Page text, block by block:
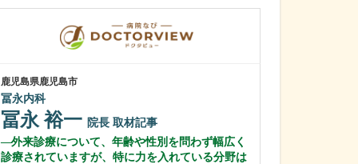
鹿児島県鹿児島市
冨永内科
冨永 裕一 院長 取材記事
外来診療について、年齢や性別を問わず幅広く
診療されていますが、特に力を入れている分野は